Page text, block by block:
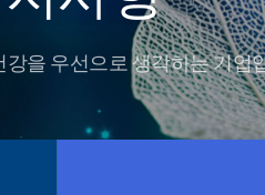
을 우선으로 생각하는 기업